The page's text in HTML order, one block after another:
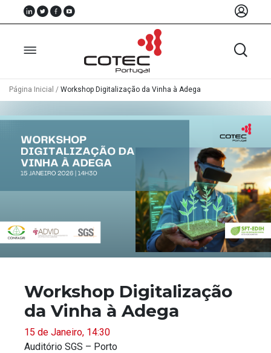
Sobre
Nós
Associados
Eventos
Projectos
Página Inicial / Workshop Digitalização da Vinha à Adega
Workshop Digitalização
da Vinha à Adega
15 de Janeiro, 14:30
Auditório SGS – Porto